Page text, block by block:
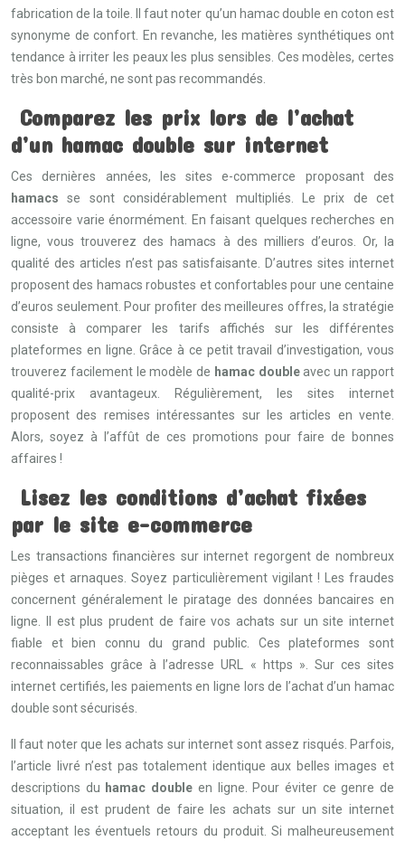
fabrication de la toile. Il faut noter qu’un hamac double en coton est
synonyme de confort. En revanche, les matières synthétiques ont
tendance à irriter les peaux les plus sensibles. Ces modèles, certes
très bon marché, ne sont pas recommandés.
Comparez les prix lors de l’achat
d’un hamac double sur internet
Ces dernières années, les sites e-commerce proposant des
hamacs se sont considérablement multipliés. Le prix de cet
accessoire varie énormément. En faisant quelques recherches en
ligne, vous trouverez des hamacs à des milliers d’euros. Or, la
qualité des articles n’est pas satisfaisante. D’autres sites internet
proposent des hamacs robustes et confortables pour une centaine
d’euros seulement. Pour profiter des meilleures offres, la stratégie
consiste à comparer les tarifs affichés sur les différentes
plateformes en ligne. Grâce à ce petit travail d’investigation, vous
trouverez facilement le modèle de hamac doubleavec un rapport
qualité-prix avantageux. Régulièrement, les sites internet
proposent des remises intéressantes sur les articles en vente.
Alors, soyez à l’affût de ces promotions pour faire de bonnes
affaires !
Lisez les conditions d’achat fixées
par le site e-commerce
Les transactions financières sur internet regorgent de nombreux
pièges et arnaques. Soyez particulièrement vigilant ! Les fraudes
concernent généralement le piratage des données bancaires en
ligne. Il est plus prudent de faire vos achats sur un site internet
fiable et bien connu du grand public. Ces plateformes sont
reconnaissables grâce à l’adresse URL « https ». Sur ces sites
internet certifiés, les paiements en ligne lors de l’achat d’un hamac
double sont sécurisés.
Il faut noter que les achats sur internet sont assez risqués. Parfois,
l’article livré n’est pas totalement identique aux belles images et
descriptions du hamac double en ligne. Pour éviter ce genre de
situation, il est prudent de faire les achats sur un site internet
acceptant les éventuels retours du produit. Si malheureusement